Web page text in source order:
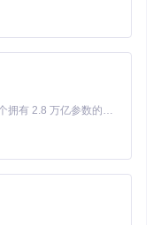
构型符合化学合理
子的空间结构，支持
v2.3.0技术白皮
药物设计中的构效关
快速切换到三维视
放模型。
作。
Kimi K3 是Kimi能力最强的模型：这是一个拥有 2.8 万亿参数的混合专家（MoE）模型，具备原生视觉理解能力，并支持 100 万 token 的上下文窗口。